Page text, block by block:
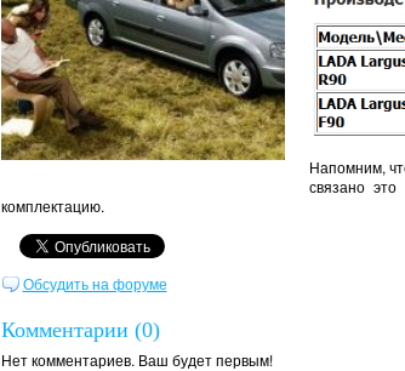
Напомним,
связано
комплектацию.
Обсудить на форуме
Комментарии (0)
Нет комментариев. Ваш будет первым!